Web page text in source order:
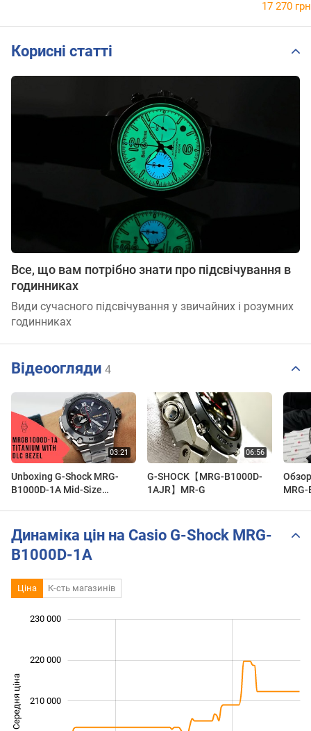
17 270
Корисні статті
Все, що вам потрібно знати про підсвічування в
годинниках
Види сучасного підсвічування у звичайних і розумних
годинниках
Відеоогляди 4
Unboxing G-Shock MRG-
B1000D-1A Mid-Size
G-SHOCK【MRG-B1000D-
1AJR】MR-G
Динаміка цін на Casio G-Shock MRG-
B1000D-1A
Ціна К-сть магазинів
Середня ціна 190 000
210 000
220 000
230 000